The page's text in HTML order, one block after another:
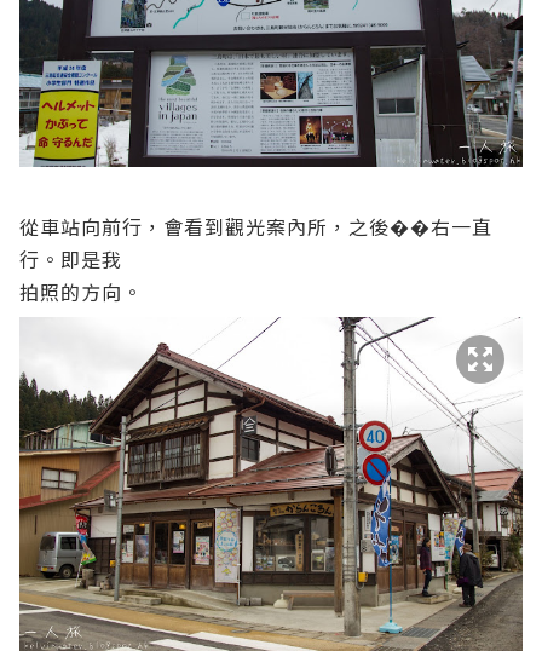
從車站向前行，會看到觀光案內所，之後��右一直
行。即是我
拍照的方向。